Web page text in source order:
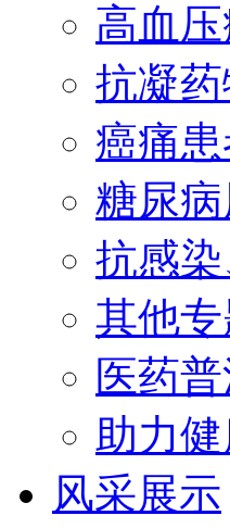
高血
抗凝药
癌痛
糖尿
抗感
其他
医药
助力
风采展示